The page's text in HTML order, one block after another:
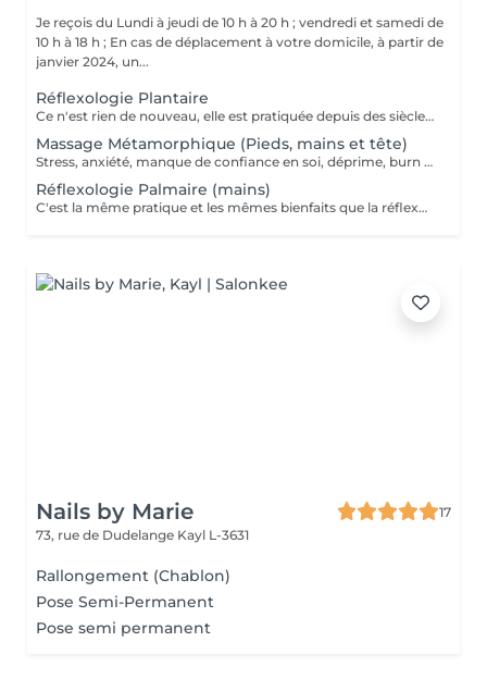
Je reçois du Lundi à jeudi de 10 h à 20 h ; vendredi et samedi de
10 h à 18 h ; En cas de déplacement à votre domicile, à partir de
janvier 2024, un...
Réflexologie Plantaire
Ce n'est rien de nouveau, elle est pratiquée depuis des siècles, en Egypte, Tibet et Chine ; C'est une Technique manuelle, naturelle et sans danger. Elle ne guérit pas mais par une stimulation des zones réflexes, nous aidons l'organisme à un bon fonctionnement : urinaire, respiratoire, digestif, endocrinien et osseux. Le Pied est le corps en miniature. Nous pouvons constater que chaque zone est reliée à des organes précis du corps et par l'action du toucher, le corps va recevoir une information et va le transmettre au système nerveux. C'est une médecine ou thérapie douce utilisée pour relâcher les tensions du corps en utilisant le massage ou des pressions sur le pied ! C'est pourquoi nous parlerons d'Aide et d'Accompagnement
Massage Métamorphique (Pieds, mains et tête)
Stress, anxiété, manque de confiance en soi, déprime, burn out ? Le massage métamorphique vous aidera à retrouver votre paix intérieure, C'est un massage très doux, en effleurage qui libère les nuds et blocages pour libérer l'énergie vitale. Le principe est de reconnecter la personne à sa période prénatale grâce à un massage sur les pieds, les mains et la tête aux endroits des points réflexes qui correspondent à la colonne vertébrale. Les blocages d'énergie peuvent être libéré s et un potentiel d'auto-guérison !
Réflexologie Palmaire (mains)
C'est la même pratique et les mêmes bienfaits que la réflexologie des pieds ; "de plus c est très bénéfique pour les douleurs des articulations des mains , et pour ceux qui ont de l 'arthrose également..." contre indication : Femmes enceintes (- de 3 mois) ; pacemaker, thrombose, cancer et Fièvre.
Nails by Marie
17
73, rue de Dudelange Kayl L-3631
Rallongement (Chablon)
Pose Semi-Permanent
Pose semi permanent